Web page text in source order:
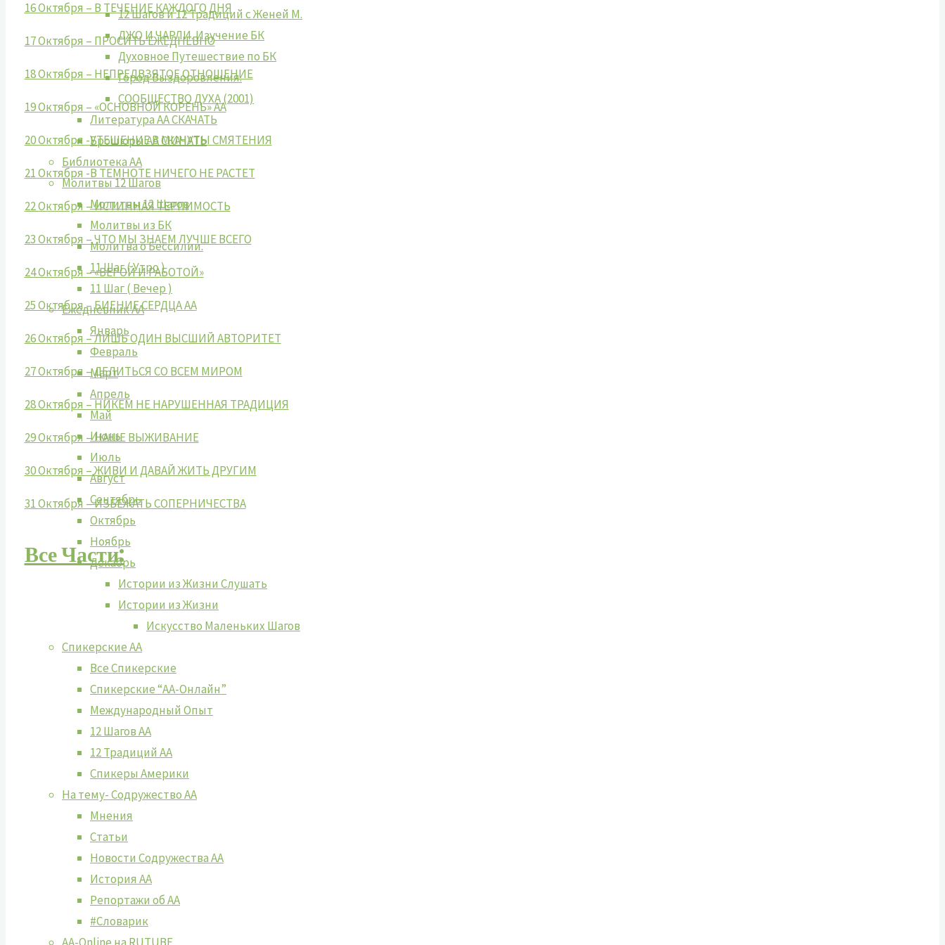
12 Шагов и 12 Традиций с Женей М.
ДЖО И ЧАРЛИ. Изучение БК
Духовное Путешествие по БК
Город Выздоровления.
СООБЩЕСТВО ДУХА (2001)
Литература АА СКАЧАТЬ
Брошюры АА СКАЧАТЬ
Библиотека АА
Молитвы 12 Шагов
Молитвы 12 Шагов
Молитвы из БК
Молитва о Бессилии.
11 Шаг ( Утро )
11 Шаг ( Вечер )
Ежедневник АА
Январь
Февраль
Март
Апрель
Май
Июнь
Июль
Август
Сентябрь
Октябрь
Ноябрь
Декабрь
Истории из Жизни Слушать
Истории из Жизни
Искусство Маленьких Шагов
Спикерские АА
Все Спикерские
Спикерские “АА-Онлайн”
Международный Опыт
12 Шагов АА
12 Традиций АА
Спикеры Америки
На тему- Содружество АА
Мнения
Статьи
Новости Содружества АА
История АА
Репортажи об АА
#Словарик
16 Октября – В ТЕЧЕНИЕ КАЖДОГО ДНЯ
17 Октября – ПРОСИТЬ ЕЖЕДНЕВНО
18 Октября – НЕПРЕДВЗЯТОЕ ОТНОШЕНИЕ
19 Октября – «ОСНОВНОЙ КОРЕНЬ» АА
20 Октября -УТЕШЕНИЕ В МИНУТЫ СМЯТЕНИЯ
21 Октября -В ТЕМНОТЕ НИЧЕГО НЕ РАСТЕТ
22 Октября – ИСТИННАЯ ТЕРПИМОСТЬ
23 Октября – ЧТО МЫ ЗНАЕМ ЛУЧШЕ ВСЕГО
24 Октября – «ВЕРОЙ И РАБОТОЙ»
25 Октября – БИЕНИЕ СЕРДЦА АА
26 Октября – ЛИШЬ ОДИН ВЫСШИЙ АВТОРИТЕТ
27 Октября – ДЕЛИТЬСЯ СО ВСЕМ МИРОМ
28 Октября – НИКЕМ НЕ НАРУШЕННАЯ ТРАДИЦИЯ
29 Октября – НАШЕ ВЫЖИВАНИЕ
30 Октября – ЖИВИ И ДАВАЙ ЖИТЬ ДРУГИМ
31 Октября – ИЗБЕЖАТЬ СОПЕРНИЧЕСТВА
Все Части: